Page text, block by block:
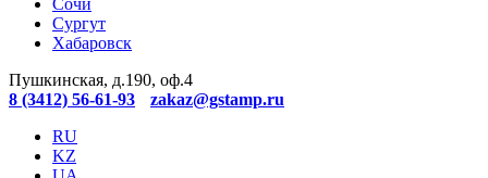
Сочи
Сургут
Хабаровск
Пушкинская, д.190, оф.4
8 (3412) 56-61-93
zakaz@gstamp.ru
RU
KZ